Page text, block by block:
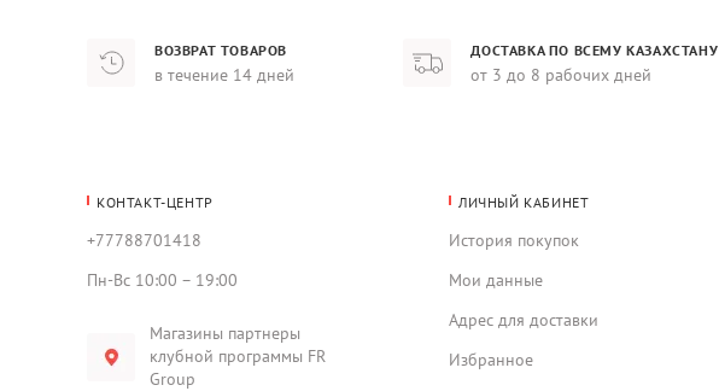
ВОЗВРАТ ТОВАРОВ
в течение 14 дней
ДОСТАВКА ПО ВСЕМУ КАЗАХСТАНУ
от 3 до 8 рабочих дней
КОНТАКТ-ЦЕНТР
+77788701418
Пн-Вс 10:00 – 19:00
Магазины партнеры
клубной программы FR
Group
ЛИЧНЫЙ КАБИНЕТ
История покупок
Мои данные
Адрес для доставки
Избранное